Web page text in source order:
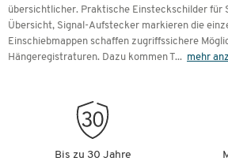
übersichtlicher. Praktische Einsteckschilder für
Übersicht, Signal-Aufstecker markieren die
Einschiebmappen schaffen zugriffssichere
Hängeregistraturen. Dazu kommen T... mehr
Bis zu 30 Jahre